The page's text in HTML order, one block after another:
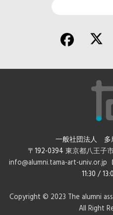
一般社団法人 多
〒192-0394 東京都八王子
info@alumni.tama-art-univ.or.jp
11:30 /
Copyright © 2023 The alumni
All Right